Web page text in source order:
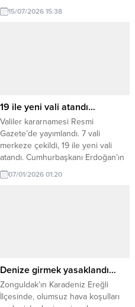
Temmuz Demokrasi ve Milli Birlik
Günü dolayısıyla Zonguldak’taki
15/07/2026 15:38
19 ile yeni vali atandı…
Valiler kararnamesi Resmi
Gazete’de yayımlandı. 7 vali
merkeze çekildi, 19 ile yeni vali
atandı. Cumhurbaşkanı Erdoğan’ın
imzası ile Resmi Gazete’de
yayımlanan Valiler Kararnamesi’ne
07/01/2026 01:20
Denize girmek yasaklandı…
Zonguldak’ın Karadeniz Ereğli
İlçesinde, olumsuz hava koşulları